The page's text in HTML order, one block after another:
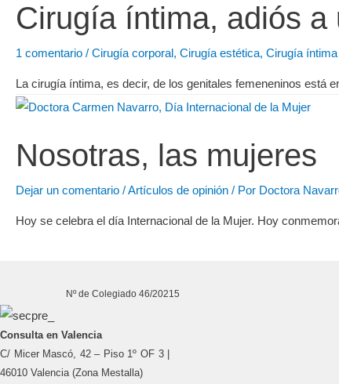
Cirugía íntima, adiós a
1 comentario / Cirugía corporal, Cirugía estética, Cirugía íntima
La cirugía íntima, es decir, de los genitales femeneninos está
Nosotras, las mujeres
Dejar un comentario /Artículos de opinión / Por Doctora
Hoy se celebra el día Internacional de la Mujer. Hoy
Nº de Colegiado 46/20215
Consulta en Valencia
C/ Micer Mascó, 42 – Piso 1º OF 3 |
46010 Valencia (Zona Mestalla)